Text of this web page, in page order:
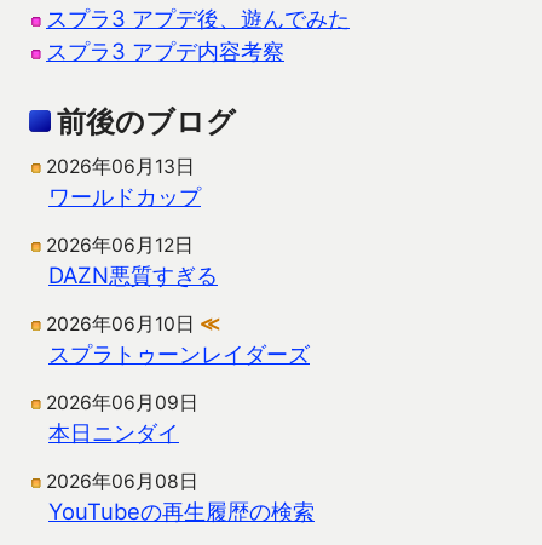
スプラ3 アプデ後、遊んでみた
スプラ3 アプデ内容考察
前後のブログ
2026年06月13日
ワールドカップ
2026年06月12日
DAZN悪質すぎる
2026年06月10日 ≪
スプラトゥーンレイダーズ
2026年06月09日
本日ニンダイ
2026年06月08日
YouTubeの再生履歴の検索